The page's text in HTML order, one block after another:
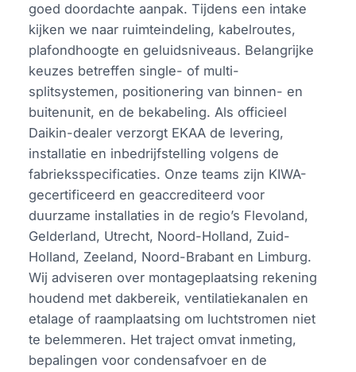
goed doordachte aanpak. Tijdens een intake
kijken we naar ruimteindeling, kabelroutes,
plafondhoogte en geluidsniveaus. Belangrijke
keuzes betreffen single- of multi-
splitsystemen, positionering van binnen- en
buitenunit, en de bekabeling. Als officieel
Daikin-dealer verzorgt EKAA de levering,
installatie en inbedrijfstelling volgens de
fabrieksspecificaties. Onze teams zijn KIWA-
gecertificeerd en geaccrediteerd voor
duurzame installaties in de regio’s Flevoland,
Gelderland, Utrecht, Noord-Holland, Zuid-
Holland, Zeeland, Noord-Brabant en Limburg.
Wij adviseren over montageplaatsing rekening
houdend met dakbereik, ventilatiekanalen en
etalage of raamplaatsing om luchtstromen niet
te belemmeren. Het traject omvat inmeting,
bepalingen voor condensafvoer en de